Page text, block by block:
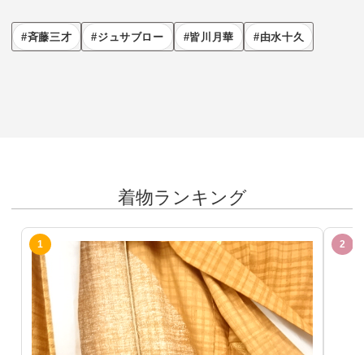
斉藤三才 ジュサブロー 皆川月華 由水十久
着物ランキング